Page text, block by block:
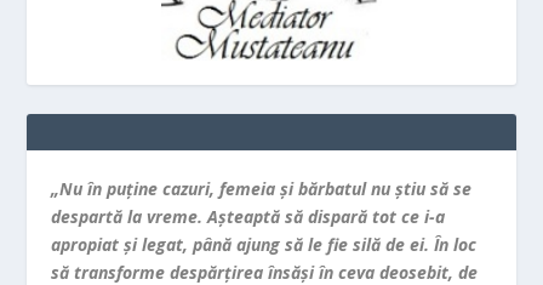
„Nu în puţine cazuri, femeia şi bărbatul nu ştiu să se
despartă la vreme. Aşteaptă să dispară tot ce i-a
apropiat şi legat, până ajung să le fie silă de ei. În loc
să transforme despărţirea însăşi în ceva deosebit, de